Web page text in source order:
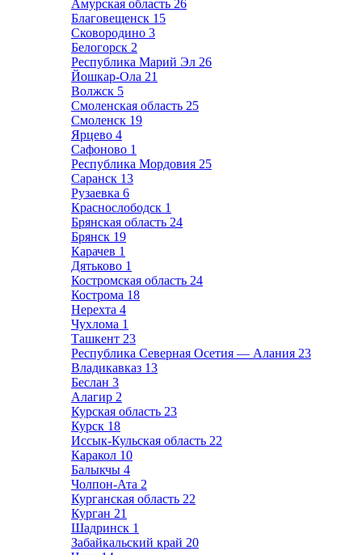
Амурская область 26
Благовещенск 15
Сковородино 3
Белогорск 2
Республика Марий Эл 26
Йошкар-Ола 21
Волжск 5
Смоленская область 25
Смоленск 19
Ярцево 4
Сафоново 1
Республика Мордовия 25
Саранск 13
Рузаевка 6
Краснослободск 1
Брянская область 24
Брянск 19
Карачев 1
Дятьково 1
Костромская область 24
Кострома 18
Нерехта 4
Чухлома 1
Ташкент 23
Республика Северная Осетия — Алания 23
Владикавказ 13
Беслан 3
Алагир 2
Курская область 23
Курск 18
Иссык-Кульская область 22
Каракол 10
Балыкчы 4
Чолпон-Ата 2
Курганская область 22
Курган 21
Шадринск 1
Забайкальский край 20